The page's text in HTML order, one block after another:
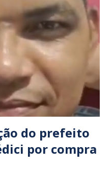
exigindo o
aos trabalhadores
trafegar por essas
a possíveis
do prefeito
por compra